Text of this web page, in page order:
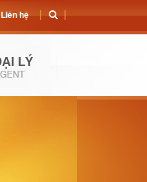
Liên hệ